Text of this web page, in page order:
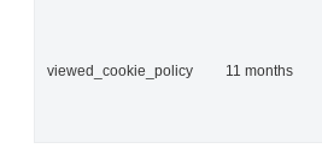
viewed_cookie_policy 11 months